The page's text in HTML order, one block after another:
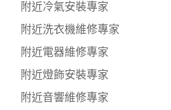
附近冷氣安裝專家
附近洗衣機維修專家
附近電器維修專家
附近燈飾安裝專家
附近音響維修專家